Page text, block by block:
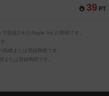
39 PT
登録されたApple Inc.の商標です。
。
標または登録商標です。
たは登録商標です。